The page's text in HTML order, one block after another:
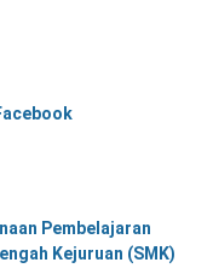
Pembelajaran
Kejuruan (SMK)